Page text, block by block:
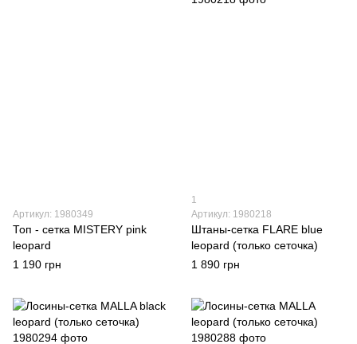
Артикул: 1980349
Топ - сетка MISTERY pink
leopard
1 190 грн
1
Артикул: 1980218
Штаны-сетка FLARE blue
leopard (только сеточка)
1 890 грн